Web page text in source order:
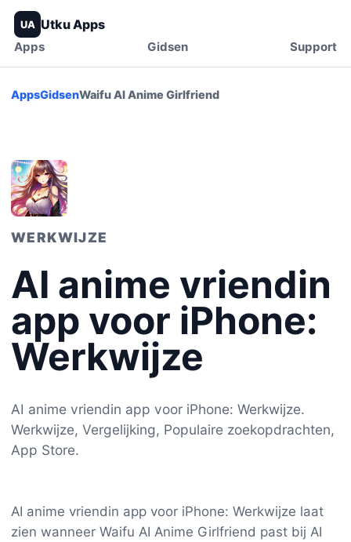
UA Utku Apps
Apps Gidsen Support
AppsGidsenWaifu AI Anime Girlfriend
WERKWIJZE
AI anime vriendin
app voor iPhone:
Werkwijze
AI anime vriendin app voor iPhone: Werkwijze.
Werkwijze, Vergelijking, Populaire zoekopdrachten,
App Store.
AI anime vriendin app voor iPhone: Werkwijze laat
zien wanneer Waifu AI Anime Girlfriend past bij AI